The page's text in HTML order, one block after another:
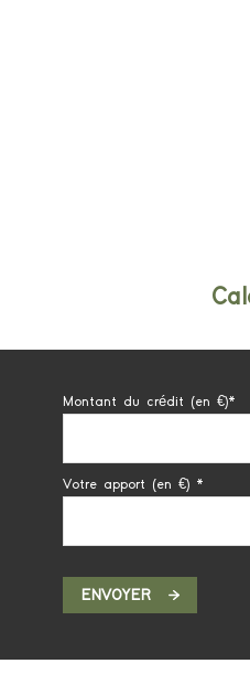
Montant du crédit (en €)*
Votre apport (en €) *
ENVOYER